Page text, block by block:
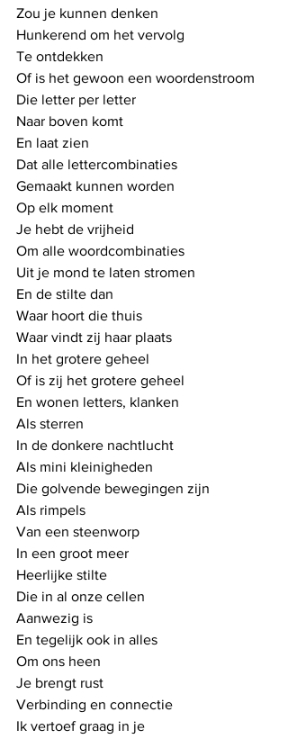
Zou je kunnen denken
Hunkerend om het vervolg
Te ontdekken
Of is het gewoon een woordenstroom
Die letter per letter
Naar boven komt
En laat zien
Dat alle lettercombinaties
Gemaakt kunnen worden
Op elk moment
Je hebt de vrijheid
Om alle woordcombinaties
Uit je mond te laten stromen
En de stilte dan
Waar hoort die thuis
Waar vindt zij haar plaats
In het grotere geheel
Of is zij het grotere geheel
En wonen letters, klanken
Als sterren
In de donkere nachtlucht
Als mini kleinigheden
Die golvende bewegingen zijn
Als rimpels
Van een steenworp
In een groot meer
Heerlijke stilte
Die in al onze cellen
Aanwezig is
En tegelijk ook in alles
Om ons heen
Je brengt rust
Verbinding en connectie
Ik vertoef graag in je